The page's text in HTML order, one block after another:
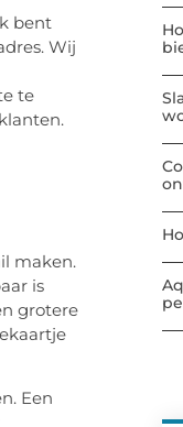
bent
Wij
te
maken.
is
grotere
Een